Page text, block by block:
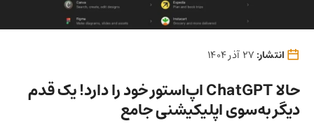
انتشار:
حالا ChatGPT اپ‌استور خود را دارد! یک قدم
دیگر به‌سوی اپلیکیشنی جامع